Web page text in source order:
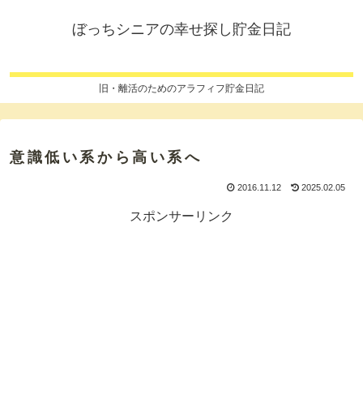
ぼっちシニアの幸せ探し貯金日記
旧・離活のためのアラフィフ貯金日記
意識低い系から高い系へ
2016.11.12 2025.02.05
スポンサーリンク